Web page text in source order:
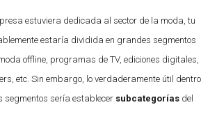
estuviera dedicada al sector de la moda, tu
estaría dividida en grandes segmentos
offline, programas de TV, ediciones digitales,
etc. Sin embargo, lo verdaderamente útil dentro
segmentos sería establecer subcategorías del